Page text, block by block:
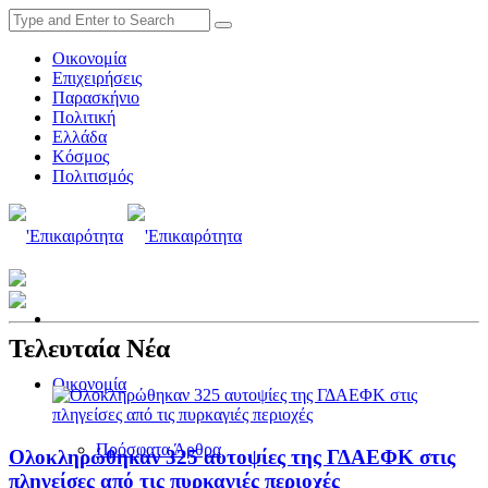
Οικονομία
Επιχειρήσεις
Παρασκήνιο
Πολιτική
Ελλάδα
Κόσμος
Πολιτισμός
Οικονομία
Πρόσφατα Άρθρα
Τελευταία Νέα
Ολοκληρώθηκαν 325 αυτοψίες της ΓΔΑΕΦΚ στις
πληγείσες από τις πυρκαγιές περιοχές